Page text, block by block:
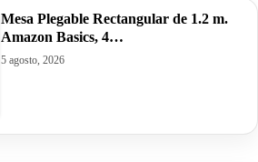
Mesa Plegable Rectangular de 1.2 m.
Amazon Basics, 4…
5 agosto, 2026